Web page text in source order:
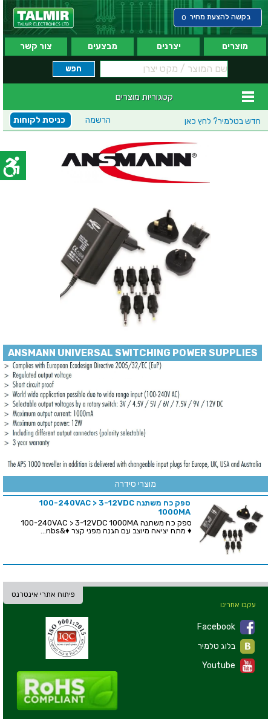
בקשה להצעת מחיר 0
מוצרים יצרנים מבצעים צור קשר
קטגוריות מוצרים
חדש בטלמיר? לחץ כאן כניסת לקוחות הרשמה
ANSMANN UNIVERSAL SWITCHING POWER SUPPLIES
מוצרי סידרה
ספק כח משתנה 100-240VAC > 3-12VDC
1000MA
♦ מתח יציאה מיוצב עם הגנה מפני קצר ♦&nbs...
פיתוח אתרי אינטרנט
עקבו אחרינו
Facebook
Youtube